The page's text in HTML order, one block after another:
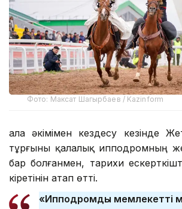
Фото: Максат Шагырбаев / Kazinform
Қала әкімімен кездесу кезінде
тұрғыны қалалық ипподромның
бар болғанмен, тарихи
кіретінін атап өтті.
«Ипподромды мемлекеттің